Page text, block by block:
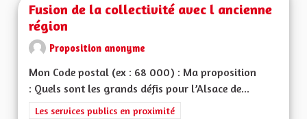
Fusion de la collectivité avec l ancienne
région
Proposition anonyme
Mon Code postal (ex : 68 000) : Ma proposition
: Quels sont les grands défis pour l’Alsace de...
Filtrer les résultats de la catégorie : Les services publics en
Les services publics en proximité